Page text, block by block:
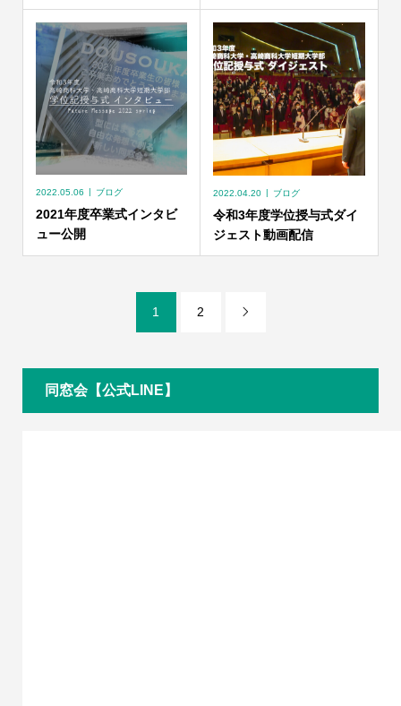
2022.05.06 ブログ
2021年度卒業式インタビ
ュー公開
2022.04.20 ブログ
令和3年度学位授与式ダイ
ジェスト動画配信
1 2 
同窓会【公式LINE】